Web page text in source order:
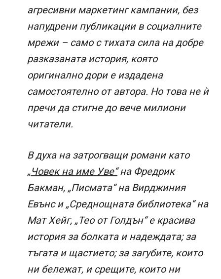
агресивни маркетинг кампании, без
напудрени публикации в социалните
мрежи – само с тихата сила на добре
разказаната история, която
оригинално дори е издадена
самостоятелно от автора. Но това не ѝ
пречи да стигне до вече милиони
читатели.
В духа на затрогващи романи като
„Човек на име Уве“на Фредрик
Бакман, „Писмата“ на Вирджиния
Евънс и „Среднощната библиотека“ на
Мат Хейг, „Тео от Голдън“ е красива
история за болката и надеждата; за
тъгата и щастието; за загубите, които
ни бележат, и срещите, които ни